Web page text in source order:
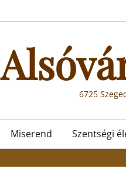
6725
Miserend Szentségi